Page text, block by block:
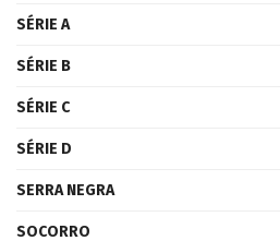
SÉRIE A
SÉRIE B
SÉRIE C
SÉRIE D
SERRA NEGRA
SOCORRO